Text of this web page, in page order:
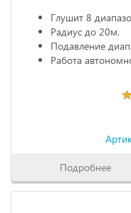
Глушит 8
Радиус до 20м.
Подавление
Работа
Подробнее